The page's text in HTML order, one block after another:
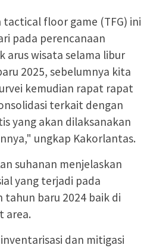
floor game (TFG) ini
pada perencanaan
arus wisata selama libur
2025, sebelumnya kita
kemudian rapat rapat
terkait dengan
yang akan dilaksanakan
ungkap Kakorlantas.
suhanan menjelaskan
yang terjadi pada
baru 2024 baik di
area.
dan mitigasi